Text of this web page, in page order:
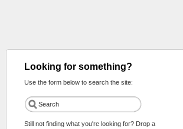
Looking for something?
Use the form below to search the site:
Still not finding what you're looking for? Drop a